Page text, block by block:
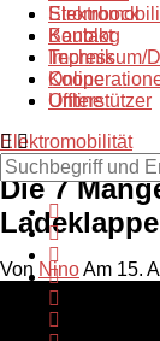
Strombock
Kontakt
Impressum/
Unterstützer
Baublog
Technik
Online
Offline
Elektromobilität
Die 7
Von NinoAm 15.